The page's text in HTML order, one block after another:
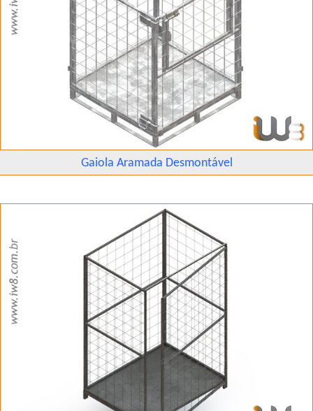
Gaiola Aramada Desmontável